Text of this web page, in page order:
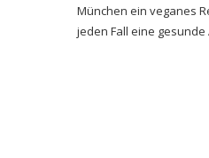
München ein veganes
jeden Fall eine gesunde